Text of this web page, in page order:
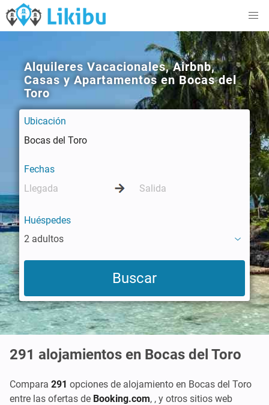
Alquileres Vacacionales, Airbnb,
Casas y Apartamentos en Bocas del
Toro
Ubicación
Fechas
Huéspedes
2 adultos
291 alojamientos en Bocas del Toro
Compara 291 opciones de alojamiento en Bocas del Toro
entre las ofertas de Booking.com, , y otros sitios web